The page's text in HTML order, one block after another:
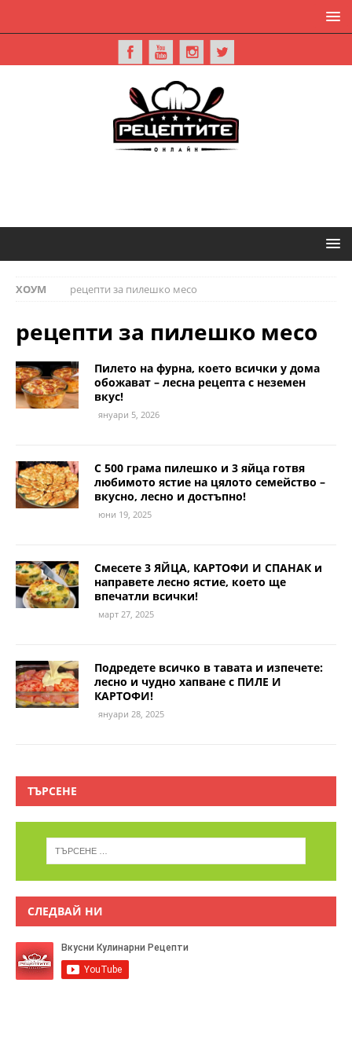
ХОУМ рецепти за пилешко месо
рецепти за пилешко месо
Пилето на фурна, което всички у дома
обожават – лесна рецепта с неземен
вкус!
януари 5, 2026
С 500 грама пилешко и 3 яйца готвя
любимото ястие на цялото семейство –
вкусно, лесно и достъпно!
юни 19, 2025
Смесете 3 ЯЙЦА, КАРТОФИ И СПАНАК и
направете лесно ястие, което ще
впечатли всички!
март 27, 2025
Подредете всичко в тавата и изпечете:
лесно и чудно хапване с ПИЛЕ И
КАРТОФИ!
януари 28, 2025
ТЪРСЕНЕ
СЛЕДВАЙ НИ